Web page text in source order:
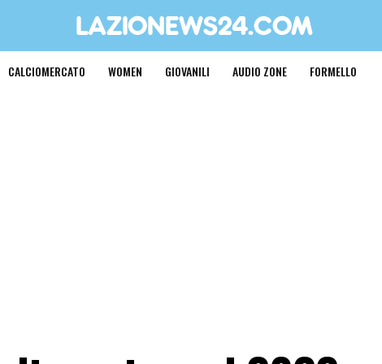
CALCIOMERCATO WOMEN GIOVANILI AUDIO ZONE FORMELLO